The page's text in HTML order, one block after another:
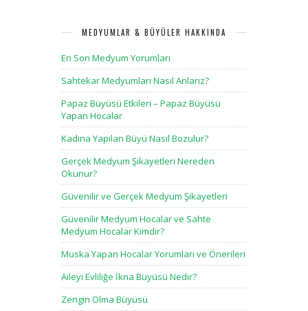
MEDYUMLAR & BÜYÜLER HAKKINDA
En Son Medyum Yorumları
Sahtekar Medyumları Nasıl Anlarız?
Papaz Büyüsü Etkileri – Papaz Büyüsü
Yapan Hocalar
Kadına Yapılan Büyü Nasıl Bozulur?
Gerçek Medyum Şikayetleri Nereden
Okunur?
Güvenilir ve Gerçek Medyum Şikayetleri
Güvenilir Medyum Hocalar ve Sahte
Medyum Hocalar Kimdir?
Muska Yapan Hocalar Yorumları ve Önerileri
Aileyi Evliliğe İkna Büyüsü Nedir?
Zengin Olma Büyüsü